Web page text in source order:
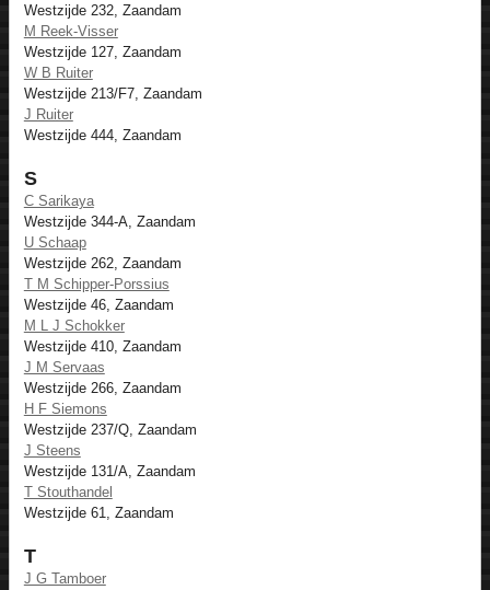
Westzijde 232, Zaandam
M Reek-Visser
Westzijde 127, Zaandam
W B Ruiter
Westzijde 213/F7, Zaandam
J Ruiter
Westzijde 444, Zaandam
S
C Sarikaya
Westzijde 344-A, Zaandam
U Schaap
Westzijde 262, Zaandam
T M Schipper-Porssius
Westzijde 46, Zaandam
M L J Schokker
Westzijde 410, Zaandam
J M Servaas
Westzijde 266, Zaandam
H F Siemons
Westzijde 237/Q, Zaandam
J Steens
Westzijde 131/A, Zaandam
T Stouthandel
Westzijde 61, Zaandam
T
J G Tamboer